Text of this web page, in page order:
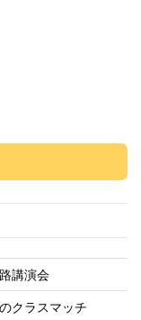
講演会
クラスマッチ